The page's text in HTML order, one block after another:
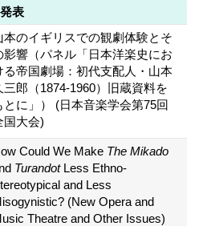
表
本のイギリスでの観劇体験とそ
影響（パネル「日本洋楽史にお
る帝国劇場：初代支配人・山本
三郎（1874-1960）旧蔵資料を
とに」） (日本音楽学会第75回
国大会)
Could We Make The Mikado
TurandotLess Ethno-
and Less
(New Opera and
Theatre and Other Issues)